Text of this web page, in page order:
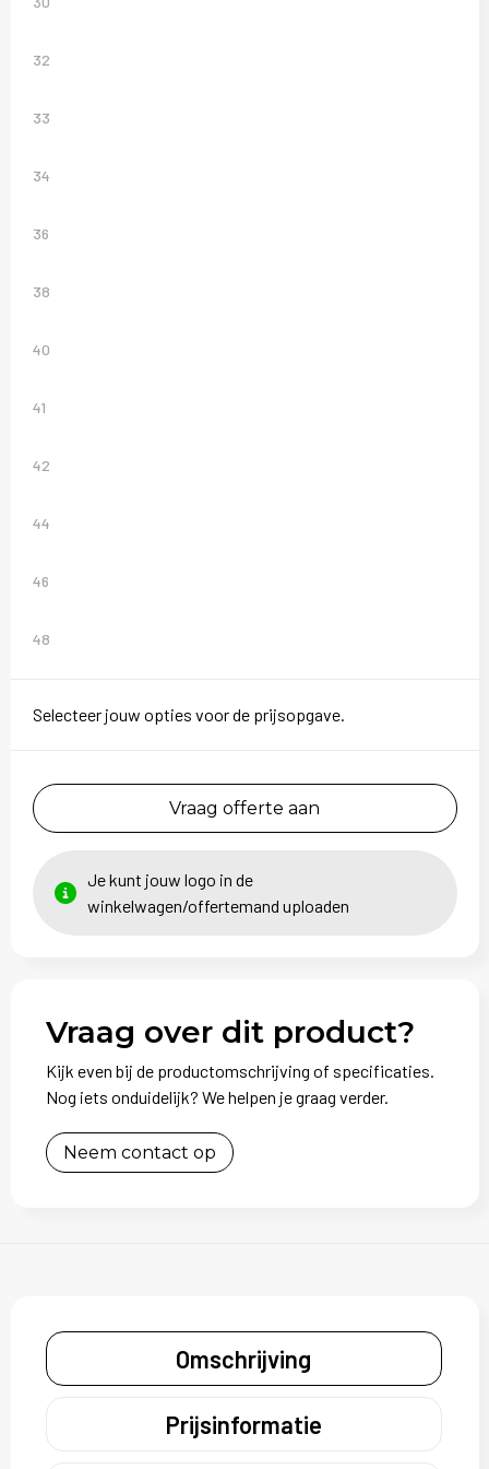
T-Shirts
Veiligheidsvesten en Veiligheidshesjes
32
33
34
36
38
40
41
42
44
46
48
Selecteer jouw opties voor de prijsopgave.
Vraag offerte aan
Je kunt jouw logo in de
winkelwagen/offertemand uploaden
Vraag over dit product?
Kijk even bij de productomschrijving of specificaties.
Nog iets onduidelijk? We helpen je graag verder.
Neem contact op
Omschrijving
Prijsinformatie